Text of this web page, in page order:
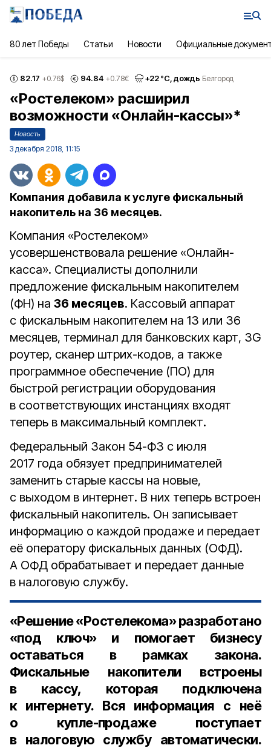
80 лет Победы Статьи Новости Официальные
82.17 +0.76$ 94.84 +0.78€ +22°С, дождь Белгород
«Ростелеком» расширил
возможности «Онлайн-кассы»*
Новость
3 декабря 2018, 11:15
Компания добавила к услуге фискальный
накопитель на 36 месяцев.
Компания «Ростелеком»
усовершенствовала решение «Онлайн-
касса». Специалисты дополнили
предложение фискальным накопителем
(ФН) на 36 месяцев. Кассовый аппарат
с фискальным накопителем на 13 или 36
месяцев, терминал для банковских карт, 3G
роутер, сканер штрих-кодов, а также
программное обеспечение (ПО) для
быстрой регистрации оборудования
в соответствующих инстанциях входят
теперь в максимальный комплект.
Федеральный Закон 54-ФЗ с июля
2017 года обязует предпринимателей
заменить старые кассы на новые,
с выходом в интернет. В них теперь встроен
фискальный накопитель. Он записывает
информацию о каждой продаже и передает
её оператору фискальных данных (ОФД).
А ОФД обрабатывает и передает данные
в налоговую службу.
«Решение «Ростелекома» разработано
«под ключ» и помогает бизнесу
оставаться в рамках закона.
Фискальные накопители встроены
в кассу, которая подключена
к интернету. Вся информация с неё
о купле-продаже поступает
в налоговую службу автоматически.